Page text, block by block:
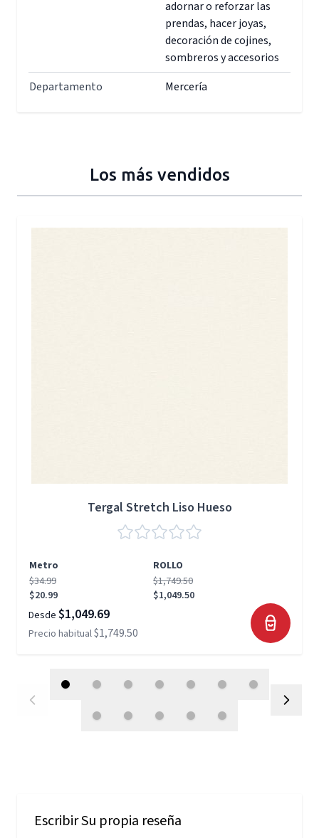
adornar o reforzar las
prendas, hacer joyas,
decoración de cojines,
sombreros y accesorios
Departamento
Mercería
Los más vendidos
Tergal Stretch Liso Hueso
Metro
ROLLO
$34.99
$20.99
$1,749.50
$1,049.50
Desde $1,049.69
Precio habitual$1,749.50
Escribir Su propia reseña